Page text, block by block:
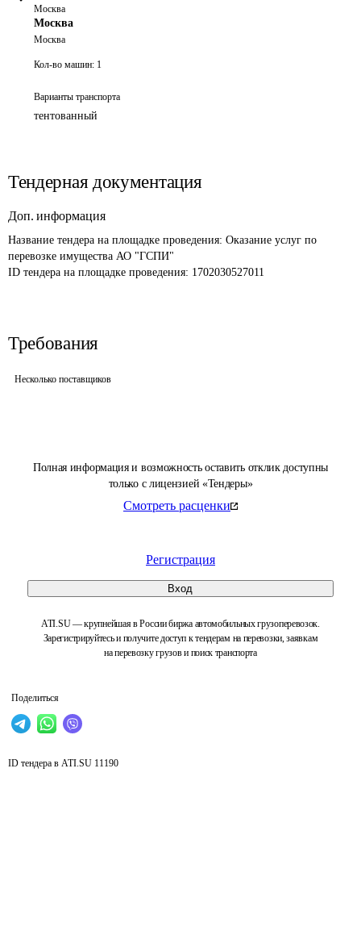
Полная информация и возможность оставить отклик доступны
только с лицензией «Тендеры»
Смотреть расценки
Регистрация
Вход
ATI.SU — крупнейшая в России биржа автомобильных грузоперевозок.
Зарегистрируйтесь и получите доступ к тендерам на перевозки, заявкам
на перевозку грузов и поиск транспорта
Поделиться
Москва
Москва
Москва
Кол-во машин: 1
Варианты транспорта
тентованный
Тендерная документация
Доп. информация
Название тендера на площадке проведения: Оказание услуг по
перевозке имущества АО "ГСПИ"
ID тендера на площадке проведения: 1702030527011
Требования
Несколько поставщиков
ID тендера в ATI.SU 11190